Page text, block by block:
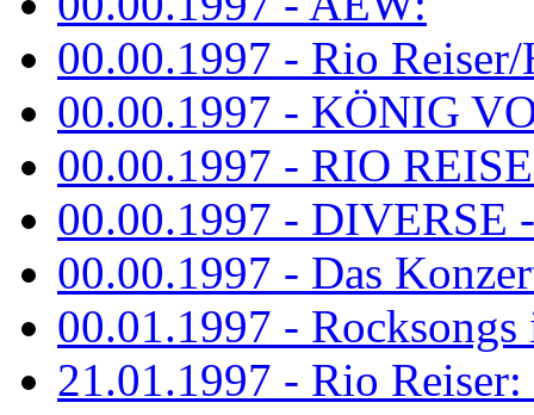
00.00.1997 - Rio Reiser/
00.00.1997 - KÖNIG
00.00.1997 - RIO
00.00.1997 - DIVERSE
00.00.1997 - Das
00.01.1997 -
21.01.1997 - Rio